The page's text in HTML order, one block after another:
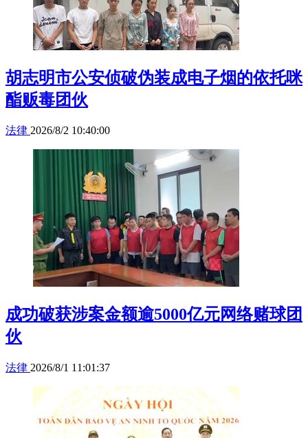
胡志明市公安侦破伪装成电子烟的依托咪
酯贩毒团伙
法律 2026/8/2 10:40:00
成功破获涉案金额逾5000亿元网络赌球团
伙
法律 2026/8/1 11:01:37